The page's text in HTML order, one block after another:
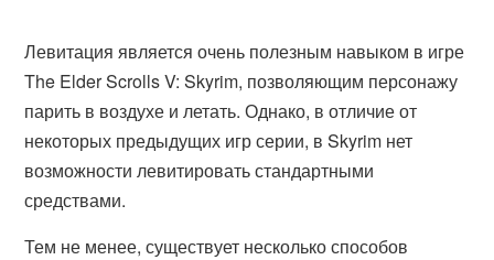
Левитация является очень полезным навыком в игре
The Elder Scrolls V: Skyrim, позволяющим персонажу
парить в воздухе и летать. Однако, в отличие от
некоторых предыдущих игр серии, в Skyrim нет
возможности левитировать стандартными
средствами.
Тем не менее, существует несколько способов